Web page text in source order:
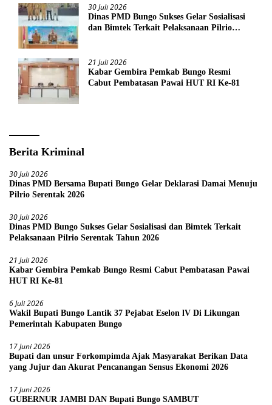
30 Juli 2026
Dinas PMD Bungo Sukses Gelar Sosialisasi
dan Bimtek Terkait Pelaksanaan Pilrio
21 Juli 2026
Kabar Gembira Pemkab Bungo Resmi
Cabut Pembatasan Pawai HUT RI Ke-81
Berita Kriminal
30 Juli 2026
Dinas PMD Bersama Bupati Bungo Gelar Deklarasi Damai Menuju
Pilrio Serentak 2026
30 Juli 2026
Dinas PMD Bungo Sukses Gelar Sosialisasi dan Bimtek Terkait
Pelaksanaan Pilrio Serentak Tahun 2026
21 Juli 2026
Kabar Gembira Pemkab Bungo Resmi Cabut Pembatasan Pawai
HUT RI Ke-81
6 Juli 2026
Wakil Bupati Bungo Lantik 37 Pejabat Eselon lV Di Likungan
Pemerintah Kabupaten Bungo
17 Juni 2026
Bupati dan unsur Forkompimda Ajak Masyarakat Berikan Data
yang Jujur dan Akurat Pencanangan Sensus Ekonomi 2026
17 Juni 2026
GUBERNUR JAMBI DAN Bupati Bungo SAMBUT